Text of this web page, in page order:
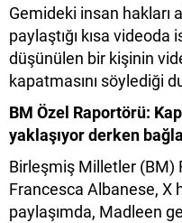
Gemideki insan hakları
paylaştığı kısa
düşünülen bir kişinin
kapatmasını söylediği
BM Özel Raportörü:
yaklaşıyor derken
Birleşmiş Milletler (BM)
Francesca Albanese, X
paylaşımda, Madleen